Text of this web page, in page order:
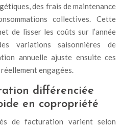
des frais de maintenance
collectives. Cette
de lisser les coûts sur l’année
variations saisonnières de
annuelle ajuste ensuite ces
engagées.
différenciée
en copropriété
de facturation varient selon